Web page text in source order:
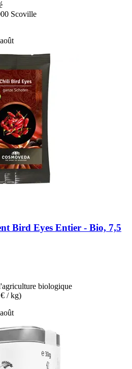
Scoville
Bird Eyes Entier -​ Bio, 7,5
biologique
/ kg)